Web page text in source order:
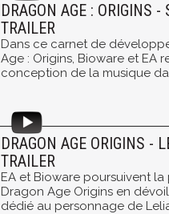
DRAGON AGE : ORIGINS -
TRAILER
Dans ce carnet de
Age : Origins, Bioware et EA
conception de la musique
DRAGON AGE ORIGINS -
TRAILER
EA et Bioware poursuivent
Dragon Age Origins en
dédié au personnage de